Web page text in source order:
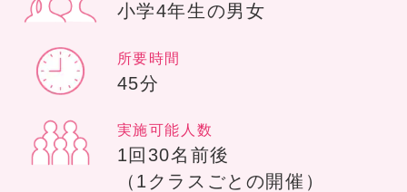
小学4年生の男女
所要時間
45分
実施可能人数
1回30名前後
（1クラスごとの開催）